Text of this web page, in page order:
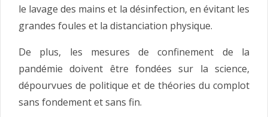
le lavage des mains et la désinfection, en évitant les
grandes foules et la distanciation physique.
De plus, les mesures de confinement de la
pandémie doivent être fondées sur la science,
dépourvues de politique et de théories du complot
sans fondement et sans fin.